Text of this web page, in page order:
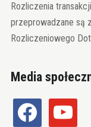
Rozliczenia
przeprowadzane są
Rozliczeniowego
Media
facebook youtube